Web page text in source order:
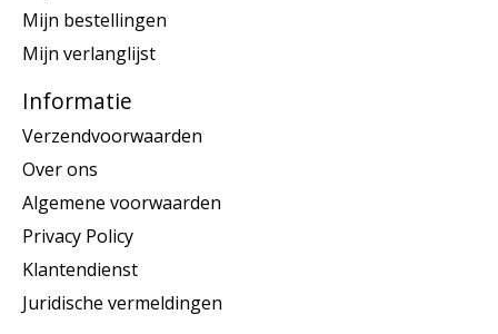
Mijn bestellingen
Mijn verlanglijst
Informatie
Verzendvoorwaarden
Over ons
Algemene voorwaarden
Privacy Policy
Klantendienst
Juridische vermeldingen